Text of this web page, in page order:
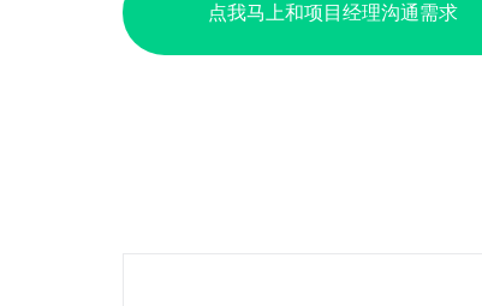
点我马上和项目经理沟通需求